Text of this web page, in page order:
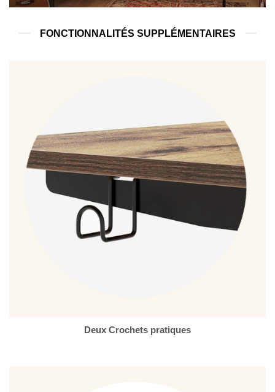
FONCTIONNALITÉS SUPPLÉMENTAIRES
Deux Crochets pratiques